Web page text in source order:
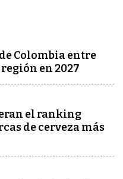
Colombia entre
en 2027
el ranking
de cerveza más